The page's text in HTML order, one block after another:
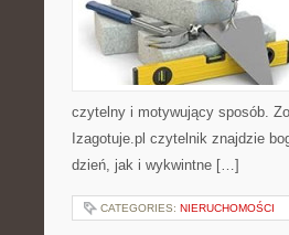
czytelny i motywujący sposób.
Izagotuje.pl czytelnik znajdzie
dzień, jak i wykwintne […]
CATEGORIES: NIERUCHOMOŚCI